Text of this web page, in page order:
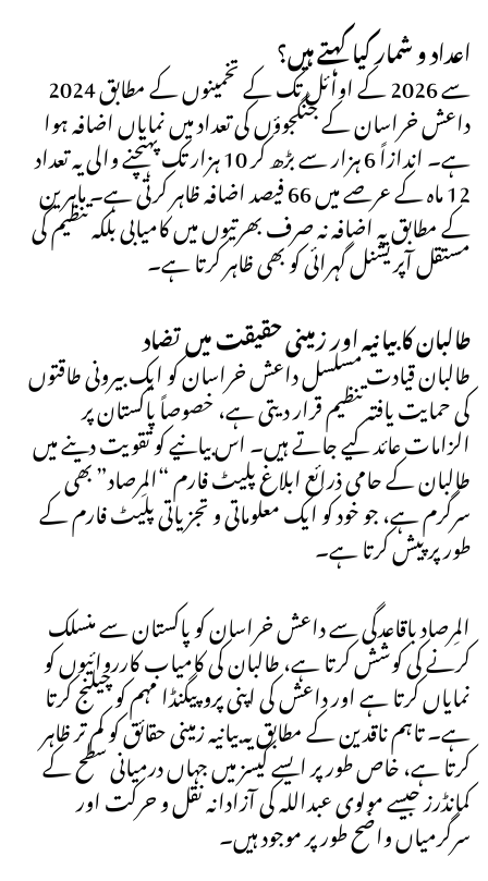
اعداد و شمار کیا کہتے ہیں؟
2024 سے 2026 کے اوائل تک کے تخمینوں کے مطابق
داعش خراسان کے جنگجوؤں کی تعداد میں نمایاں اضافہ ہوا
ہے۔ اندازاً 6 ہزار سے بڑھ کر 10 ہزار تک پہنچنے والی یہ تعداد
12 ماہ کے عرصے میں 66 فیصد اضافہ ظاہر کرتی ہے۔ ماہرین
کے مطابق یہ اضافہ نہ صرف بھرتیوں میں کامیابی بلکہ تنظیم کی
مستقل آپریشنل گہرائی کو بھی ظاہر کرتا ہے۔
طالبان کا بیانیہ اور زمینی حقیقت میں تضاد
طالبان قیادت مسلسل داعش خراسان کو ایک بیرونی طاقتوں
کی حمایت یافتہ تنظیم قرار دیتی ہے، خصوصاً پاکستان پر
الزامات عائد کیے جاتے ہیں۔ اس بیانیے کو تقویت دینے میں
طالبان کے حامی ذرائع ابلاغ پلیٹ فارم “المِرصاد” بھی
سرگرم ہے، جو خود کو ایک معلوماتی و تجزیاتی پلیٹ فارم کے
طور پر پیش کرتا ہے۔
المِرصاد باقاعدگی سے داعش خراسان کو پاکستان سے منسلک
کرنے کی کوشش کرتا ہے، طالبان کی کامیاب کارروائیوں کو
نمایاں کرتا ہے اور داعش کی اپنی پروپیگنڈا مہم کو چیلنج کرتا
ہے۔ تاہم ناقدین کے مطابق یہ بیانیہ زمینی حقائق کو کم تر ظاہر
کرتا ہے، خاص طور پر ایسے کیسز میں جہاں درمیانی سطح کے
کمانڈرز جیسے مولوی عبداللہ کی آزادانہ نقل و حرکت اور
سرگرمیاں واضح طور پر موجود ہیں۔